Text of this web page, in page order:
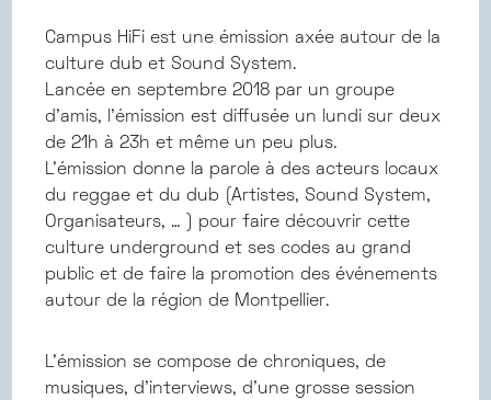
Campus HiFi est une émission axée autour de la
culture dub et Sound System.
Lancée en septembre 2018 par un groupe
d’amis, l’émission est diffusée un lundi sur deux
de 21h à 23h et même un peu plus.
L’émission donne la parole à des acteurs locaux
du reggae et du dub (Artistes, Sound System,
Organisateurs, … ) pour faire découvrir cette
culture underground et ses codes au grand
public et de faire la promotion des événements
autour de la région de Montpellier.
L’émission se compose de chroniques, de
musiques, d’interviews, d’une grosse session